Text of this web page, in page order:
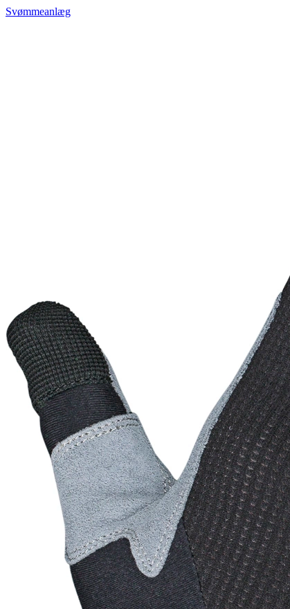
Svømmeanlæg